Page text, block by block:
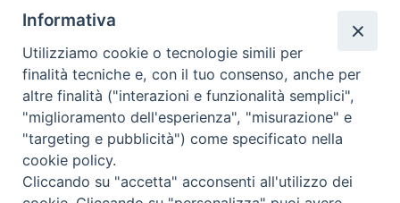
Redazione
Scrivici
Copyright © 2019 - Tutti i diritti riservati - Vita
Trentina Editrice
Informativa
Utilizziamo cookie o tecnologie simili per
finalità tecniche e, con il tuo consenso, anche per
altre finalità ("interazioni e funzionalità semplici",
"miglioramento dell'esperienza", "misurazione" e
"targeting e pubblicità") come specificato nella
cookie policy.
Cliccando su "accetta" acconsenti all'utilizzo dei